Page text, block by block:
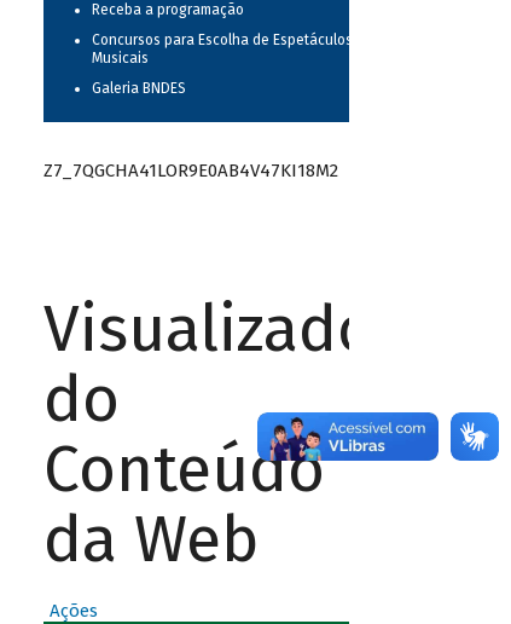
Receba a programação
Concursos para Escolha de Espetáculos
Musicais
Galeria BNDES
Z7_7QGCHA41LOR9E0AB4V47KI18M2
Visualizador
do
Conteúdo
da Web
Ações